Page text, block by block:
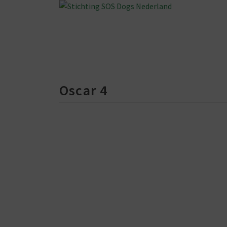
Oscar 4